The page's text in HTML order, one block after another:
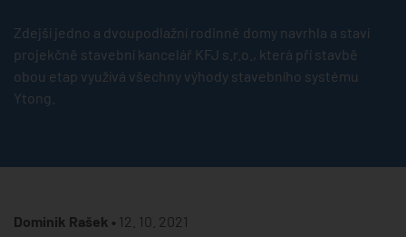
Zdejší jedno a dvoupodlažní rodinné domy navrhla a staví
projekčně stavební kancelář KFJ s.r.o., která pří stavbě
obou etap využívá všechny výhody stavebního systému
Ytong.
Dominik Rašek • 12. 10. 2021